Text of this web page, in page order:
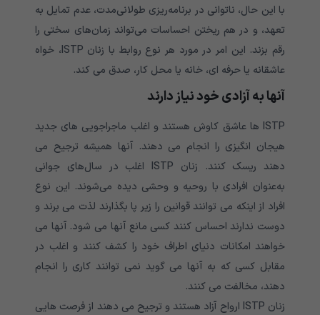
با این حال، ناتوانی در برنامه‌ریزی طولانی‌مدت، عدم تمایل به
تعهد، و در هم ریختن احساسات می‌تواند زمان‌های سختی را
رقم بزند. این امر در مورد هر نوع روابط با زنان ISTP، خواه
عاشقانه یا حرفه ای، خانه یا محل کار، صدق می کند.
آنها به آزادی خود نیاز دارند
ISTP ها عاشق کاوش هستند و اغلب ماجراجویی های جدید
هیجان انگیزی را انجام می دهند. آنها همیشه ترجیح می
دهند ریسک کنند. زنان ISTP اغلب در سال‌های جوانی
به‌عنوان افرادی با روحیه و وحشی دیده می‌شوند. این نوع
افراد از اینکه می توانند قوانین را زیر پا بگذارند لذت می برند و
دوست ندارند احساس کنند کسی مانع آنها می شود. آنها می
خواهند امکانات دنیای اطراف خود را کشف کنند و اغلب در
مقابل کسی که به آنها می گوید نمی توانند کاری را انجام
دهند، مخالفت می کنند.
زنان ISTP ارواح آزاد هستند و ترجیح می دهند از فرصت هایی